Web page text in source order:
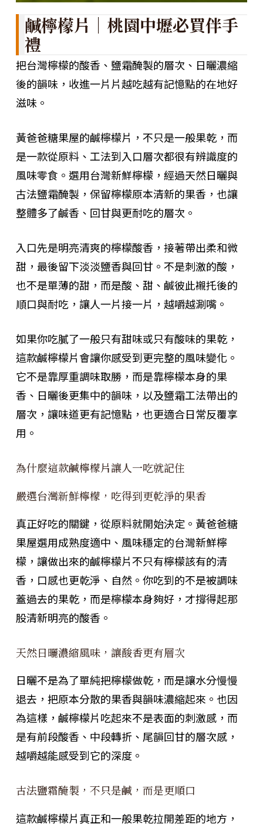
鹹檸檬片｜桃園中壢必買伴手
禮
把台灣檸檬的酸香、鹽霜醃製的層次、日曬濃縮
後的韻味，收進一片片越吃越有記憶點的在地好
滋味。
黃爸爸糖果屋的鹹檸檬片，不只是一般果乾，而
是一款從原料、工法到入口層次都很有辨識度的
風味零食。選用台灣新鮮檸檬，經過天然日曬與
古法鹽霜醃製，保留檸檬原本清新的果香，也讓
整體多了鹹香、回甘與更耐吃的層次。
入口先是明亮清爽的檸檬酸香，接著帶出柔和微
甜，最後留下淡淡鹽香與回甘。不是刺激的酸，
也不是單薄的甜，而是酸、甜、鹹彼此襯托後的
順口與耐吃，讓人一片接一片，越嚼越涮嘴。
如果你吃膩了一般只有甜味或只有酸味的果乾，
這款鹹檸檬片會讓你感受到更完整的風味變化。
它不是靠厚重調味取勝，而是靠檸檬本身的果
香、日曬後更集中的韻味，以及鹽霜工法帶出的
層次，讓味道更有記憶點，也更適合日常反覆享
用。
為什麼這款鹹檸檬片讓人一吃就記住
嚴選台灣新鮮檸檬，吃得到更乾淨的果香
真正好吃的關鍵，從原料就開始決定。黃爸爸糖
果屋選用成熟度適中、風味穩定的台灣新鮮檸
檬，讓做出來的鹹檸檬片不只有檸檬該有的清
香，口感也更乾淨、自然。你吃到的不是被調味
蓋過去的果乾，而是檸檬本身夠好，才撐得起那
股清新明亮的酸香。
天然日曬濃縮風味，讓酸香更有層次
日曬不是為了單純把檸檬做乾，而是讓水分慢慢
退去，把原本分散的果香與韻味濃縮起來。也因
為這樣，鹹檸檬片吃起來不是表面的刺激感，而
是有前段酸香、中段轉折、尾韻回甘的層次感，
越嚼越能感受到它的深度。
古法鹽霜醃製，不只是鹹，而是更順口
這款鹹檸檬片真正和一般果乾拉開差距的地方，